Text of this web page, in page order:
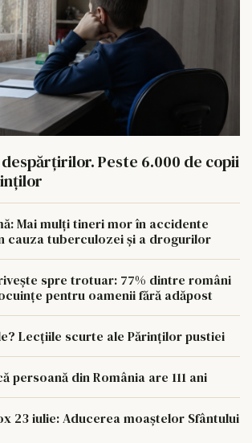
Peste 6.000 de copii
Mai mulți tineri mor în accidente
cauza tuberculozei și a drogurilor
spre trotuar: 77% dintre români
pentru oamenii fără adăpost
Lecțiile scurte ale Părinților pustiei
persoană din România are 111 ani
23 iulie: Aducerea moaștelor Sfântului